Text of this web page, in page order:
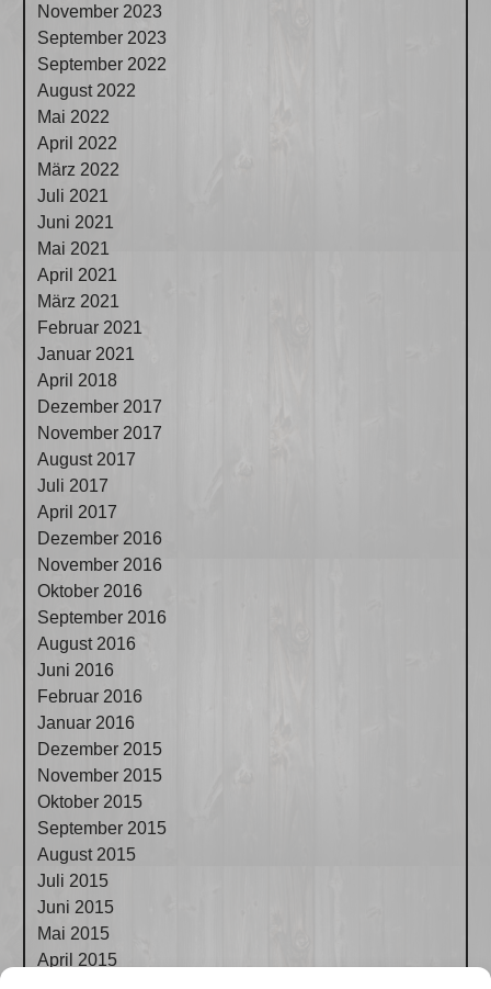
November 2023
September 2023
September 2022
August 2022
Mai 2022
April 2022
März 2022
Juli 2021
Juni 2021
Mai 2021
April 2021
März 2021
Februar 2021
Januar 2021
April 2018
Dezember 2017
November 2017
August 2017
Juli 2017
April 2017
Dezember 2016
November 2016
Oktober 2016
September 2016
August 2016
Juni 2016
Februar 2016
Januar 2016
Dezember 2015
November 2015
Oktober 2015
September 2015
August 2015
Juli 2015
Juni 2015
Mai 2015
April 2015